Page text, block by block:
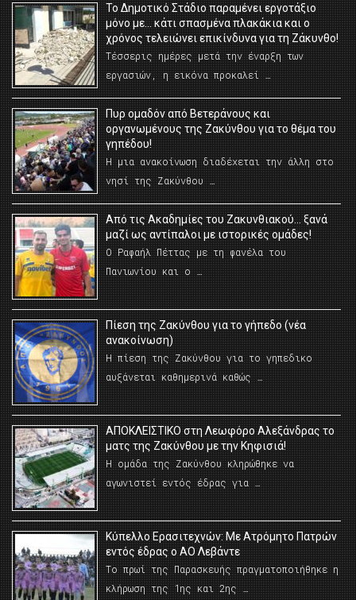
Το Δημοτικό Στάδιο παραμένει εργοτάξιο
μόνο με… κάτι σπασμένα πλακάκια και ο
χρόνος τελειώνει επικίνδυνα για τη Ζάκυνθο!
Τέσσερις ημέρες μετά την έναρξη των
εργασιών, η εικόνα προκαλεί …
Πυρ ομαδόν από Βετεράνους και
οργανωμένους της Ζακύνθου για το θέμα του
γηπέδου!
Η μια ανακοίνωση διαδέχεται την άλλη στο
νησί της Ζακύνθου …
Από τις Ακαδημίες του Ζακυνθιακού… ξανά
μαζί ως αντίπαλοι με ιστορικές ομάδες!
Ο Ραφαήλ Πέττας με τη φανέλα του
Πανιωνίου και ο …
Πίεση της Ζακύνθου για το γήπεδο (νέα
ανακοίνωση)
Η πίεση της Ζακύνθου για το γηπεδικο
αυξάνεται καθημερινά καθώς …
AΠΟΚΛΕΙΣΤΙΚΟ στη Λεωφόρο Αλεξάνδρας το
ματς της Ζακύνθου με την Κηφισιά!
Η ομάδα της Ζακύνθου κληρώθηκε να
αγωνιστεί εντός έδρας για …
Κύπελλο Ερασιτεχνών: Με Ατρόμητο Πατρών
εντός έδρας ο ΑΟ Λεβάντε
Το πρωί της Παρασκευής πραγματοποιήθηκε η
κλήρωση της 1ης και 2ης …